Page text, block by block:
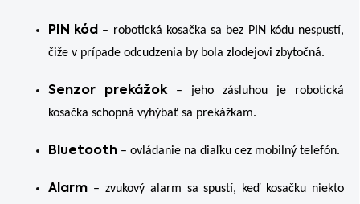
PIN kód – robotická kosačka sa bez PIN kódu nespustí,
čiže v prípade odcudzenia by bola zlodejovi zbytočná.
Senzor prekážok– jeho zásluhou je robotická
kosačka schopná vyhýbať sa prekážkam.
Bluetooth – ovládanie na diaľku cez mobilný telefón.
Alarm – zvukový alarm sa spustí, keď kosačku niekto